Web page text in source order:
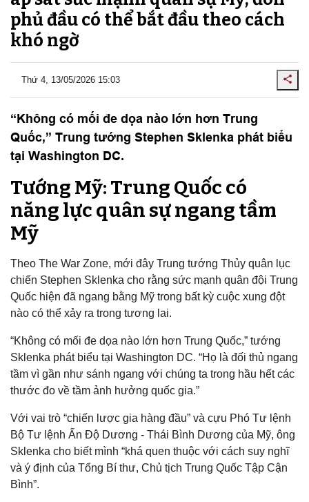
phủ đầu có thể bắt đầu theo cách
khó ngờ
Thứ 4, 13/05/2026 15:03
“Không có mối đe dọa nào lớn hơn Trung
Quốc,” Trung tướng Stephen Sklenka phát biểu
tại Washington DC.
Tướng Mỹ: Trung Quốc có
năng lực quân sự ngang tầm
Mỹ
Theo The War Zone, mới đây Trung tướng Thủy quân lục
chiến Stephen Sklenka cho rằng sức mạnh quân đội Trung
Quốc hiện đã ngang bằng Mỹ trong bất kỳ cuộc xung đột
nào có thể xảy ra trong tương lai.
“Không có mối đe dọa nào lớn hơn Trung Quốc,” tướng
Sklenka phát biểu tại Washington DC. “Họ là đối thủ ngang
tầm vì gần như sánh ngang với chúng ta trong hầu hết các
thước đo về tầm ảnh hưởng quốc gia.”
Với vai trò “chiến lược gia hàng đầu” và cựu Phó Tư lệnh
Bộ Tư lệnh Ấn Độ Dương - Thái Bình Dương của Mỹ, ông
Sklenka cho biết mình “khá quen thuộc với cách suy nghĩ
và ý định của Tổng Bí thư, Chủ tịch Trung Quốc Tập Cận
Bình”.